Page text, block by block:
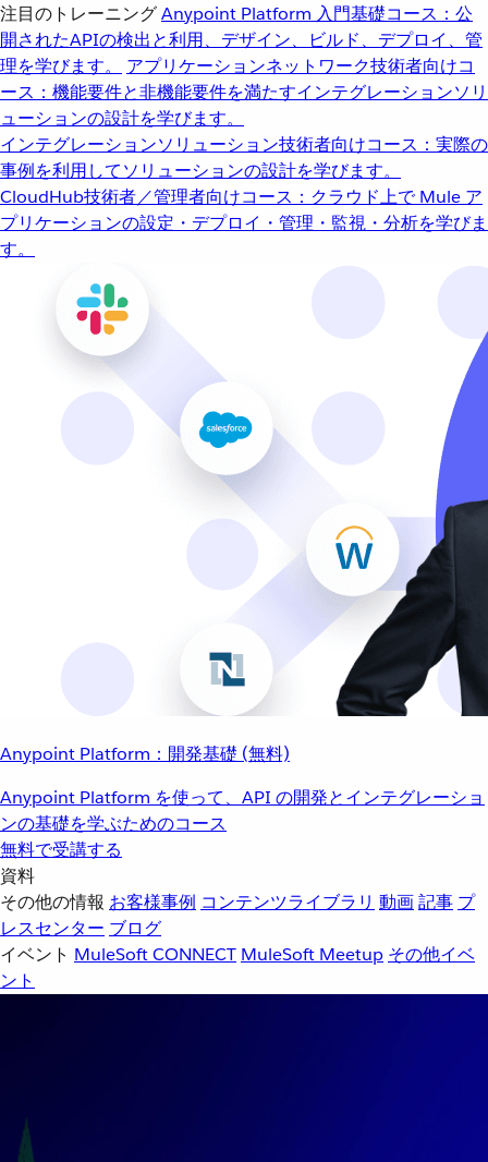
注目のトレーニングAnypoint Platform 入門基礎コース：公
開されたAPIの検出と利用、デザイン、ビルド、デプロイ、管
理を学びます。
アプリケーションネットワーク技術者向けコ
ース：機能要件と非機能要件を満たすインテグレーションソリ
ューションの設計を学びます。
インテグレーションソリューション技術者向けコース：実際の
事例を利用してソリューションの設計を学びます。
CloudHub技術者／管理者向けコース：クラウド上で Mule ア
プリケーションの設定・デプロイ・管理・監視・分析を学びま
す。
Anypoint Platform：開発基礎 (無料)
Anypoint Platform を使って、API の開発とインテグレーショ
ンの基礎を学ぶためのコース
無料で受講する
資料
その他の情報 お客様事例 コンテンツライブラリ 動画記事 プ
レスセンター ブログ
イベント MuleSoft CONNECT MuleSoft Meetup その他イベ
ント